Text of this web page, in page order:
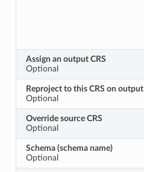
Assign an output CRS
Optional
Reproject to this CRS on output
Optional
Override source CRS
Optional
Schema (schema name)
Optional